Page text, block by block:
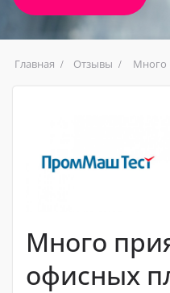
Главная Отзывы Много
Много
офисных